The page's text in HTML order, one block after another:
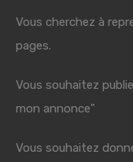
Vous cherchez à
pages.
Vous souhaitez
mon annonce"
Vous souhaitez